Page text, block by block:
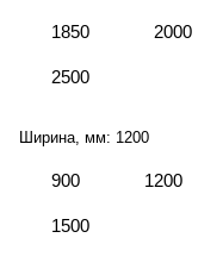
1850 2000
2500
Ширина, мм: 1200
900 1200
1500